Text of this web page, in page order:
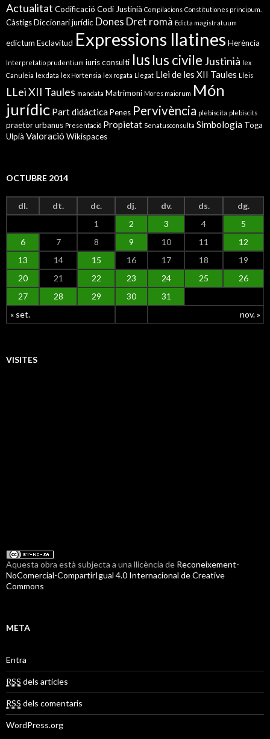
Actualitat Codificació Codi Justinià Compilacions Constitutiones principum.
CàstigsDiccionari jurídic Dones Dret romà Edicta magistratuum
edictum Esclavitud Expressions llatines Herència
Interpretatio prudentium iuris consulti IusIus civile Justinià lex
Canuleia lex data lex Hortensia lex rogata Llegat Llei de les XII Taules Lleis
LLei XII Taules mandata Matrimoni Mores maiorum Món
jurídic Part didàcticaPenes Pervivència plebiscita plebiscits
praetor urbanus Presentació Propietat Senatusconsulta Simbologia Toga
Ulpià Valoració Wikispaces
OCTUBRE 2014
dl. dt. dc. dj. dv. ds. dg.
« set. nov. »
1 2 3 4
5
6
7 8 9 10 11
12
13
14 15 16 17 18
19
20
21 22 23 24 25
26
27
28 29 30 31
VISITES
Aquesta obra està subjecta a una llicència de Reconeixement-
NoComercial-CompartirIgual 4.0 Internacional de Creative
Commons
META
Entra
RSS dels articles
RSS dels comentaris
WordPress.org